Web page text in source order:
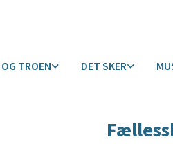
TROEN DET SKER